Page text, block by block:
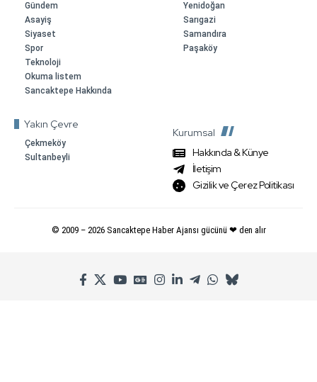
Gündem
Asayiş
Siyaset
Spor
Teknoloji
Okuma listem
Sancaktepe Hakkında
Yenidoğan
Sarıgazi
Samandıra
Paşaköy
Yakın Çevre
Çekmeköy
Sultanbeyli
Kurumsal
Hakkında & Künye
İletişim
Gizilik ve Çerez Politikası
© 2009 – 2026Sancaktepe Haber Ajansı gücünü ❤ den alır